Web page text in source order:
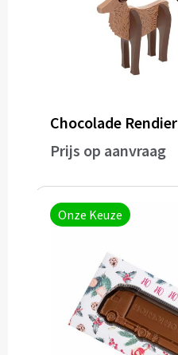
Chocolade Rendier
Prijs op aanvraag
Onze Keuze